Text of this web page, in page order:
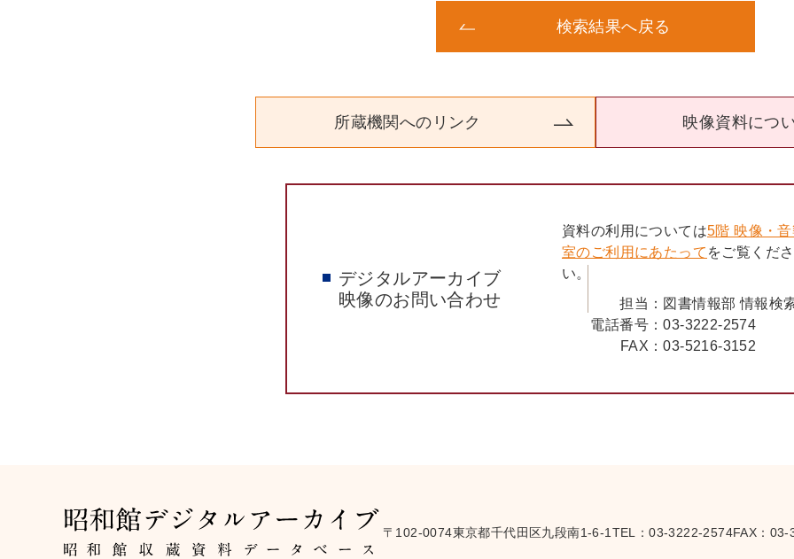
検索結果へ戻る
所蔵機関へのリンク 映像資料につ
デジタルアーカイブ
映像のお問い合わせ
資料の利用については5階 映像・
室のご利用にあたって をご覧くださ
い。
担当： 図書情報部 情報検
電話番号：03-3222-2574
FAX：03-5216-3152
〒102-0074東京都千代田区九段南1-6-1 TEL：03-3222-2574FAX：